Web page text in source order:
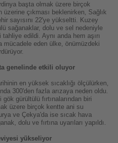
başta olmak üzere birçok
üzerine çıkması beklenirken, Sağlık
sayısını 22'ye yükseltti. Kuzey
sağanaklar, dolu ve sel nedeniyle
edildi. Aynı anda hem aşırı
mücadele eden ülke, önümüzdeki
genelinde etkili oluyor
en yüksek sıcaklığı ölçülürken,
300'den fazla arızaya neden oldu.
gürültülü fırtınalarından biri
üzere birçok kentte ani su
ve Çekya'da ise sıcak hava
dolu ve fırtına uyarıları yapıldı.
yükseliyor